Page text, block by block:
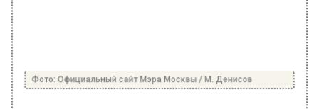
Фото: Официальный сайт Мэра Москвы / М. Денисов